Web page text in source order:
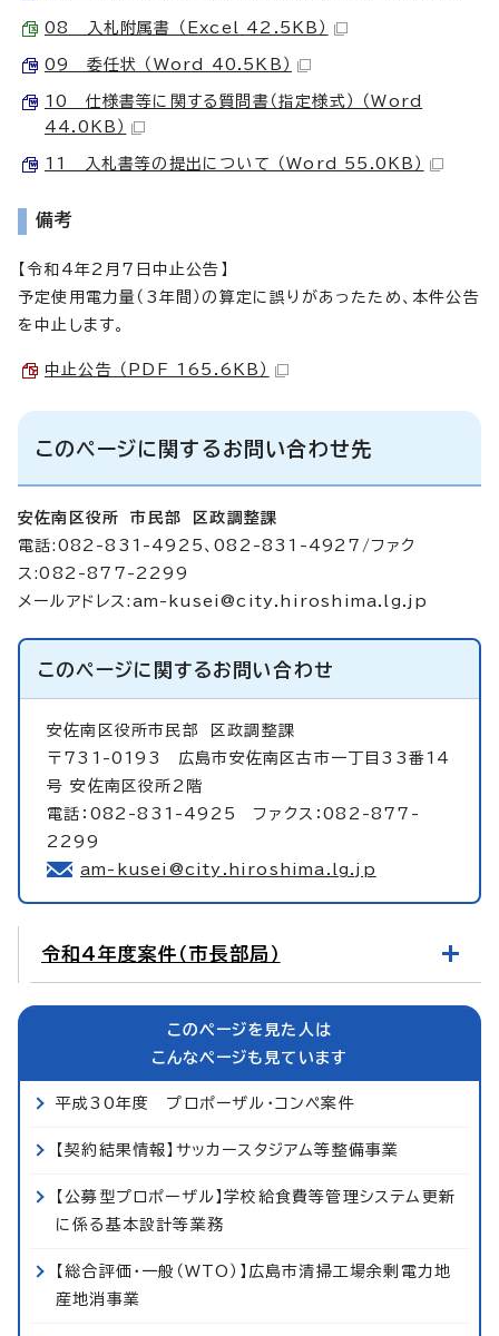
08 入札附属書 （Excel 42.5KB）
09 委任状 （Word 40.5KB）
10 仕様書等に関する質問書（指定様式） （Word
44.0KB）
11 入札書等の提出について （Word 55.0KB）
備考
【令和4年2月7日中止公告】
予定使用電力量（3年間）の算定に誤りがあったため、本件公告
を中止します。
中止公告 （PDF 165.6KB）
このページに関するお問い合わせ先
安佐南区役所 市民部 区政調整課
電話:082-831-4925、082-831-4927/ファク
ス:082-877-2299
メールアドレス: am-kusei@city.hiroshima.lg.jp
このページに関するお問い合わせ
安佐南区役所市民部
区政調整課
〒731-0193 広島市安佐南区古市一丁目33番14
号 安佐南区役所2階
電話：082-831-4925 ファクス：082-877-
2299
am-kusei@city.hiroshima.lg.jp
令和4年度案件（市長部局）
このページを見た人は
こんなページも見ています
平成30年度 プロポーザル・コンペ案件
【契約結果情報】サッカースタジアム等整備事業
【公募型プロポーザル】学校給食費等管理システム更新
に係る基本設計等業務
【総合評価・一般（WTO）】広島市清掃工場余剰電力地
産地消事業